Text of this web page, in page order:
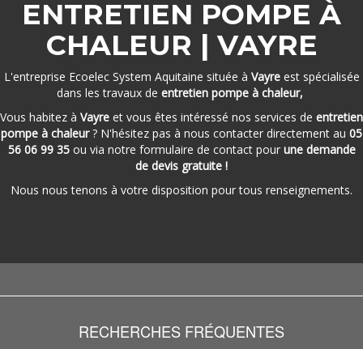
ENTRETIEN POMPE À
CHALEUR | VAYRE
L'entreprise Ecoelec System Aquitaine située à Vayre est spécialisée
dans les travaux de entretien pompe à chaleur,
Vous habitez à Vayre et vous êtes intéressé nos services de entretien
pompe à chaleur? N'hésitez pas à nous contacter directement au 05
56 06 99 35 ou via notre formulaire de contact pourune demande
de devis gratuite !
Nous nous tenons à votre disposition pour tous renseignements.
RECHERCHES FRÉQUENTES